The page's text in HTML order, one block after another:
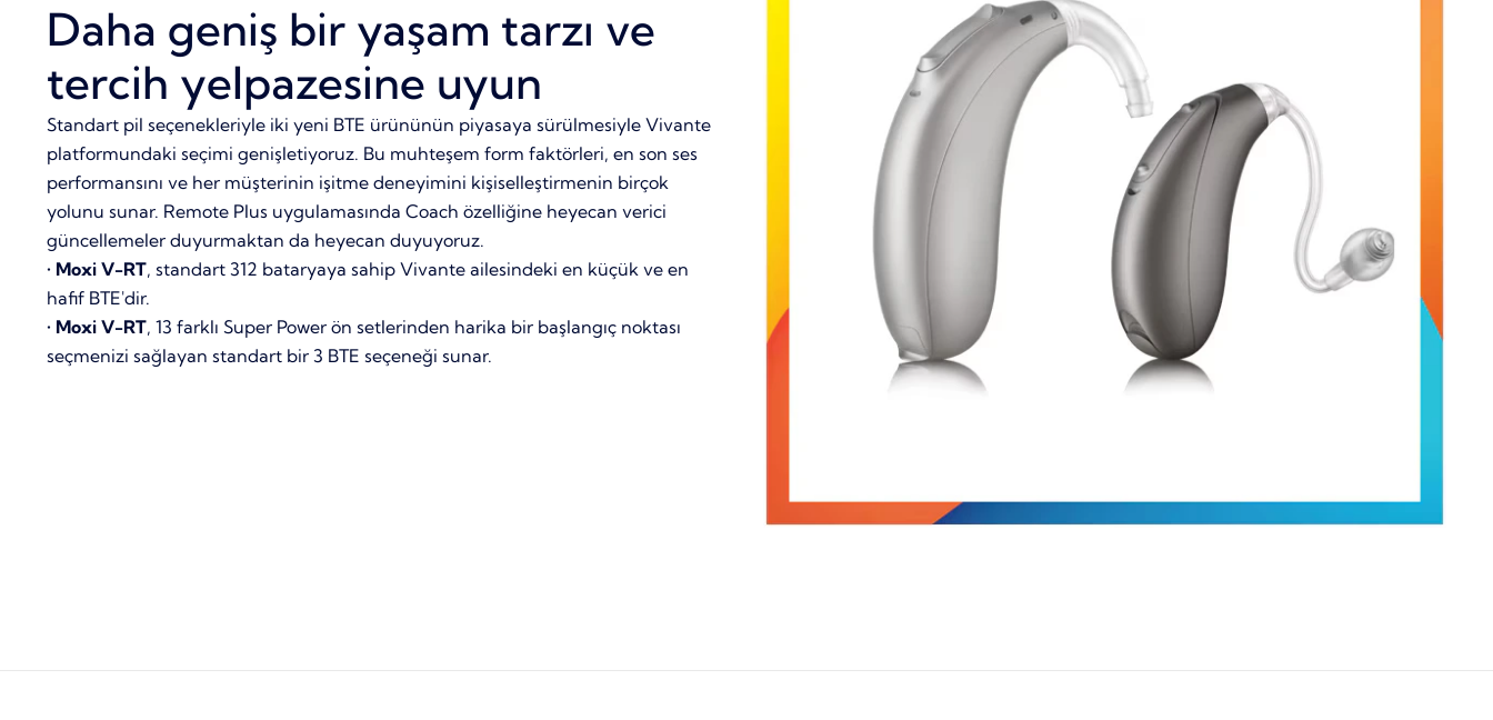
Daha geniş bir yaşam tarzı ve
tercih yelpazesine uyun
Standart pil seçenekleriyle iki yeni BTE ürününün piyasaya sürülmesiyle Vivante
platformundaki seçimi genişletiyoruz. Bu muhteşem form faktörleri, en son ses
performansını ve her müşterinin işitme deneyimini kişiselleştirmenin birçok
yolunu sunar. Remote Plus uygulamasında Coach özelliğine heyecan verici
güncellemeler duyurmaktan da heyecan duyuyoruz.
• Moxi V-RT, standart 312 bataryaya sahip Vivante ailesindeki en küçük ve en
hafif BTE'dir.
• Moxi V-RT, 13 farklı Super Power ön setlerinden harika bir başlangıç noktası
seçmenizi sağlayan standart bir 3 BTE seçeneği sunar.